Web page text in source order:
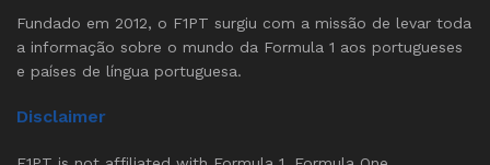
Fundado em 2012, o F1PT surgiu com a missão de levar toda
a informação sobre o mundo da Formula 1 aos portugueses
e países de língua portuguesa.
Disclaimer